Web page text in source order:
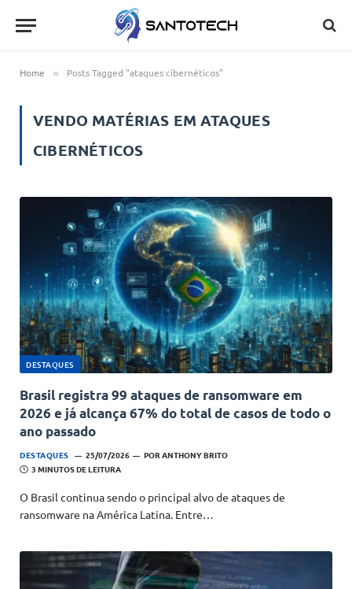
Home » Posts Tagged "ataques cibernéticos"
VENDO MATÉRIAS EMATAQUES
CIBERNÉTICOS
DESTAQUES
Brasil registra 99 ataques de ransomware em
2026 e já alcança 67% do total de casos de todo o
ano passado
DESTAQUES 25/07/2026 POR ANTHONY BRITO
3 MINUTOS DE LEITURA
O Brasil continua sendo o principal alvo de ataques de
ransomware na América Latina. Entre…